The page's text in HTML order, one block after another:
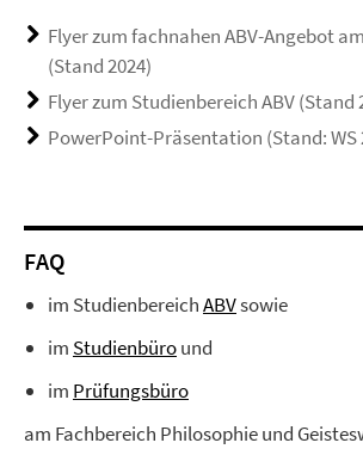
Flyer zum fachnahen ABV-Angebot
(Stand 2024)
Flyer zum Studienbereich ABV (Stand
PowerPoint-Präsentation (Stand: WS
FAQ
im StudienbereichABVsowie
im Studienbüround
im Prüfungsbüro
am Fachbereich Philosophie und